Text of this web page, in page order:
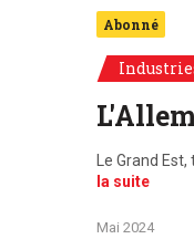
Abonné
Le Grand
la suite
Mai 2024